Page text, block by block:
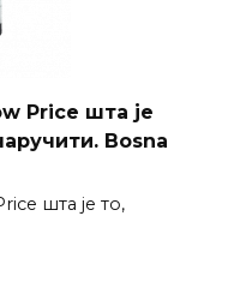
Price шта је
Bosna
шта је то,